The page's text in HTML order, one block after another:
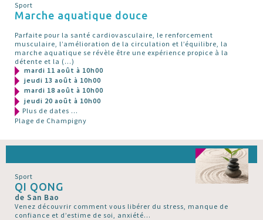
Sport
Marche aquatique douce
Parfaite pour la santé cardiovasculaire, le renforcement
musculaire, l’amélioration de la circulation et l’équilibre, la
marche aquatique se révèle être une expérience propice à la
détente et la (…)
mardi 11 août à 10h00
jeudi 13 août à 10h00
mardi 18 août à 10h00
jeudi 20 août à 10h00
Plus de dates ...
Plage de Champigny
Sport
QI QONG
de San Bao
Venez découvrir comment vous libérer du stress, manque de
confiance et d’estime de soi, anxiété...